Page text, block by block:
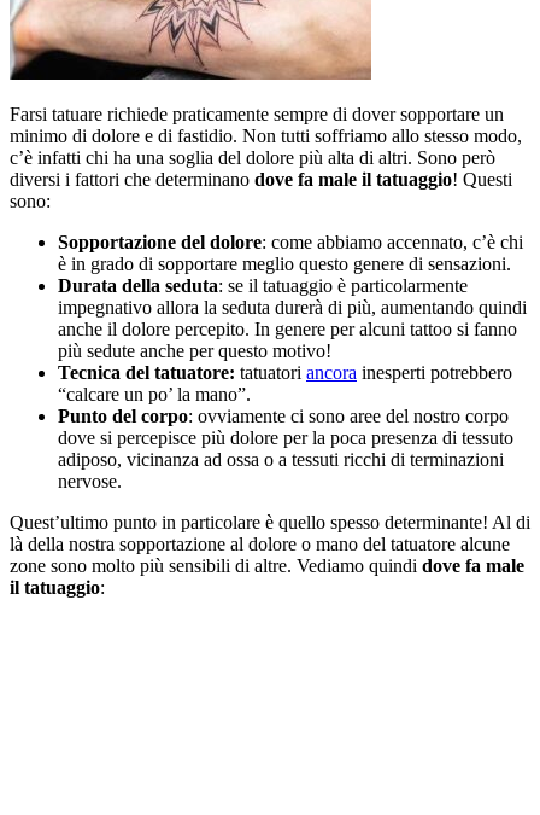
Farsi tatuare richiede praticamente sempre di dover sopportare un
minimo di dolore e di fastidio. Non tutti soffriamo allo stesso modo,
c’è infatti chi ha una soglia del dolore più alta di altri. Sono però
diversi i fattori che determinano dove fa male il tatuaggio! Questi
sono:
Sopportazione del dolore: come abbiamo accennato, c’è chi
è in grado di sopportare meglio questo genere di sensazioni.
Durata della seduta: se il tatuaggio è particolarmente
impegnativo allora la seduta durerà di più, aumentando quindi
anche il dolore percepito. In genere per alcuni tattoo si fanno
più sedute anche per questo motivo!
Tecnica del tatuatore: tatuatori ancora inesperti potrebbero
“calcare un po’ la mano”.
Punto del corpo: ovviamente ci sono aree del nostro corpo
dove si percepisce più dolore per la poca presenza di tessuto
adiposo, vicinanza ad ossa o a tessuti ricchi di terminazioni
nervose.
Quest’ultimo punto in particolare è quello spesso determinante! Al di
là della nostra sopportazione al dolore o mano del tatuatore alcune
zone sono molto più sensibili di altre. Vediamo quindi dove fa male
il tatuaggio: